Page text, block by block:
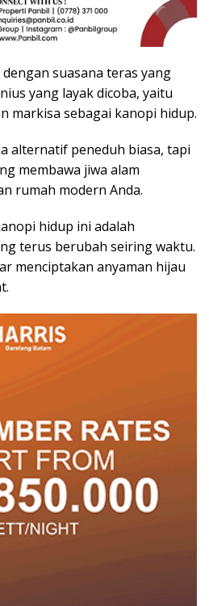
suasana teras yang
yang layak dicoba, yaitu
markisa sebagai kanopi hidup.
alternatif peneduh biasa, tapi
membawa jiwa alam
rumah modern Anda.
hidup ini adalah
terus berubah seiring waktu.
menciptakan anyaman hijau